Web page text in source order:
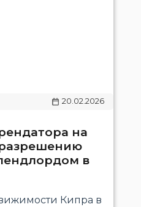
20.02.2026
на
в
Кипра в